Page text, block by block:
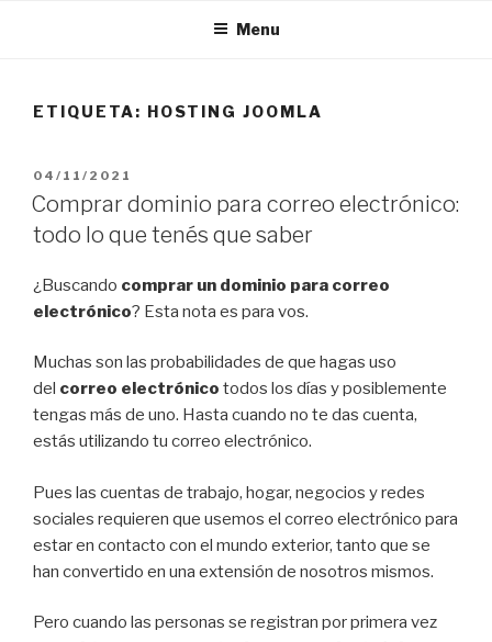
Menu
ETIQUETA: HOSTING JOOMLA
04/11/2021
Comprar dominio para correo electrónico:
todo lo que tenés que saber
¿Buscando comprar un dominio para correo
electrónico? Esta nota es para vos.
Muchas son las probabilidades de que hagas uso
del correo electrónico todos los días y posiblemente
tengas más de uno. Hasta cuando no te das cuenta,
estás utilizando tu correo electrónico.
Pues las cuentas de trabajo, hogar, negocios y redes
sociales requieren que usemos el correo electrónico para
estar en contacto con el mundo exterior, tanto que se
han convertido en una extensión de nosotros mismos.
Pero cuando las personas se registran por primera vez